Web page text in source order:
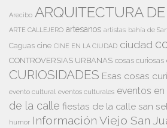
Arecibo ARQUITECTURA
ARTE CALLEJERO artesanos artistas bahía de
Caguas cine CINE EN LA CIUDAD ciudad
CONTROVERSIAS URBANAS cosas curiosas
CURIOSIDADES Esas cosas
evento cultural eventos culturales eventos en
de la calle fiestas de la calle san
humor Información Viejo San